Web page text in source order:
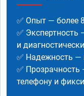
✅ Опыт — более
✅
и
✅ Надежность —
✅
телефону и